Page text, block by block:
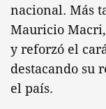
nacional. Más
Mauricio
y reforzó el
destacando su
el país.